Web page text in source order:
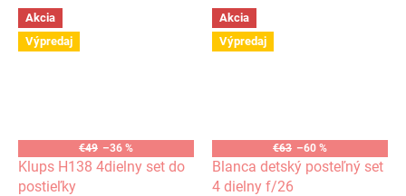
Akcia
Výpredaj
€49 –36 %
Klups H138 4dielny set do
postieľky
Akcia
Výpredaj
€63 –60 %
Blanca detský posteľný set
4 dielny f/26